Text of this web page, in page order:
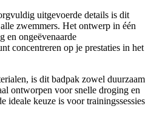
uitgevoerde details is dit
zwemmers. Het ontwerp in één
en ongeëvenaarde
concentreren op je prestaties in het
is dit badpak zowel duurzaam
ontworpen voor snelle droging en
ideale keuze is voor trainingssessies